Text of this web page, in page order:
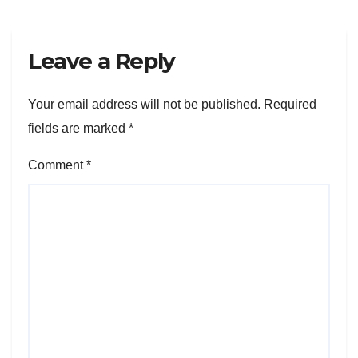
Leave a Reply
Your email address will not be published. Required
fields are marked *
Comment*